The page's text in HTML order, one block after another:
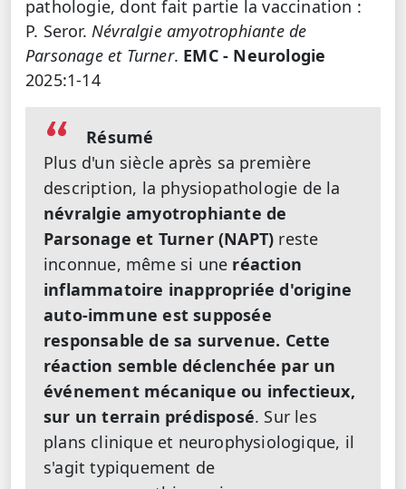
pathologie, dont fait partie la vaccination :
P. Seror. Névralgie amyotrophiante de
Parsonage et Turner. EMC - Neurologie
2025:1-14
Résumé
Plus d'un siècle après sa première
description, la physiopathologie de la
névralgie amyotrophiante de
Parsonage et Turner (NAPT) reste
inconnue, même si une réaction
inflammatoire inappropriée d'origine
auto-immune est supposée
responsable de sa survenue. Cette
réaction semble déclenchée par un
événement mécanique ou infectieux,
sur un terrain prédisposé. Sur les
plans clinique et neurophysiologique, il
s'agit typiquement de